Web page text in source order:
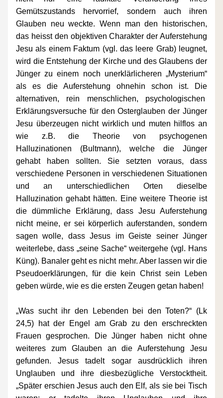
Gemütszustands hervorrief, sondern auch ihren
Glauben neu weckte. Wenn man den historischen,
das heisst den objektiven Charakter der Auferstehung
Jesu als einem Faktum (vgl. das leere Grab) leugnet,
wird die Entstehung der Kirche und des Glaubens der
Jünger zu einem noch unerklärlicheren „Mysterium“
als es die Auferstehung ohnehin schon ist. Die
alternativen, rein menschlichen, psychologischen
Erklärungsversuche für den Osterglauben der Jünger
Jesu überzeugen nicht wirklich und muten hilflos an
wie z.B. die Theorie von psychogenen
Halluzinationen (Bultmann), welche die Jünger
gehabt haben sollten. Sie setzten voraus, dass
verschiedene Personen in verschiedenen Situationen
und an unterschiedlichen Orten dieselbe
Halluzination gehabt hätten. Eine weitere Theorie ist
die dümmliche Erklärung, dass Jesu Auferstehung
nicht meine, er sei körperlich auferstanden, sondern
sagen wolle, dass Jesus im Geiste seiner Jünger
weiterlebe, dass „seine Sache“ weitergehe (vgl. Hans
Küng). Banaler geht es nicht mehr. Aber lassen wir die
Pseudoerklärungen, für die kein Christ sein Leben
geben würde, wie es die ersten Zeugen getan haben!
„Was sucht ihr den Lebenden bei den Toten?“ (Lk
24,5) hat der Engel am Grab zu den erschreckten
Frauen gesprochen. Die Jünger haben nicht ohne
weiteres zum Glauben an die Auferstehung Jesu
gefunden. Jesus tadelt sogar ausdrücklich ihren
Unglauben und ihre diesbezügliche Verstocktheit.
„Später erschien Jesus auch den Elf, als sie bei Tisch